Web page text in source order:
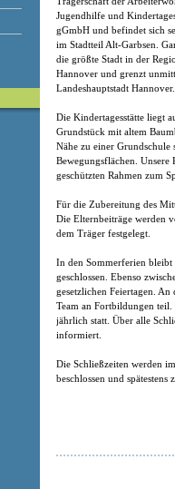
Jugendhilfe und
gGmbH und befindet sich
im Stadtteil Alt-Garbsen.
die größte Stadt in der
Hannover und grenzt
Landeshauptstadt Hannover.
Die Kindertagesstätte liegt
Grundstück mit altem
Nähe zu einer
Bewegungsflächen.
geschützten Rahmen zum
Für die Zubereitung des
Die Elternbeiträge werden
dem Träger festgelegt.
In den Sommerferien bleibt
geschlossen. Ebenso
gesetzlichen Feiertagen.
Team an Fortbildungen
jährlich statt. Über alle
informiert.
Die Schließzeiten werden
beschlossen und